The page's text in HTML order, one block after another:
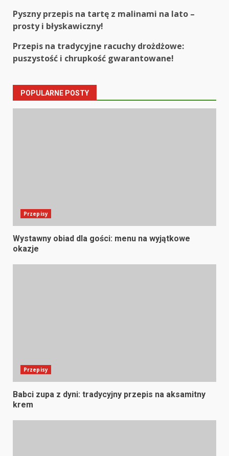
Post
navigation
Pyszny przepis na tartę z malinami na lato –
prosty i błyskawiczny!
Przepis na tradycyjne racuchy drożdżowe:
puszystość i chrupkość gwarantowane!
POPULARNE POSTY
Przepisy
Wystawny obiad dla gości: menu na wyjątkowe
okazje
Przepisy
Babci zupa z dyni: tradycyjny przepis na aksamitny
krem